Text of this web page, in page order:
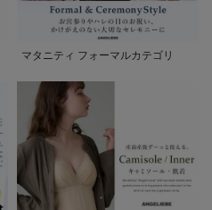
マタニティ フォーマルカテゴリ